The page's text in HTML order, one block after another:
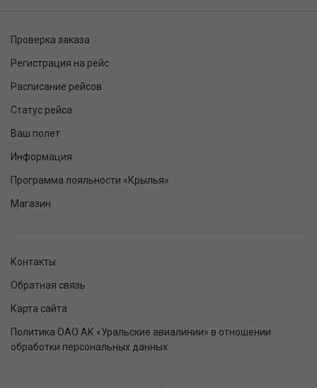
Проверка заказа
Регистрация на рейс
Расписание рейсов
Статус рейса
Ваш полет
Информация
Программа лояльности «Крылья»
Магазин
Контакты
Обратная связь
Карта сайта
Политика ОАО АК «Уральские авиалинии» в отношении
обработки персональных данных